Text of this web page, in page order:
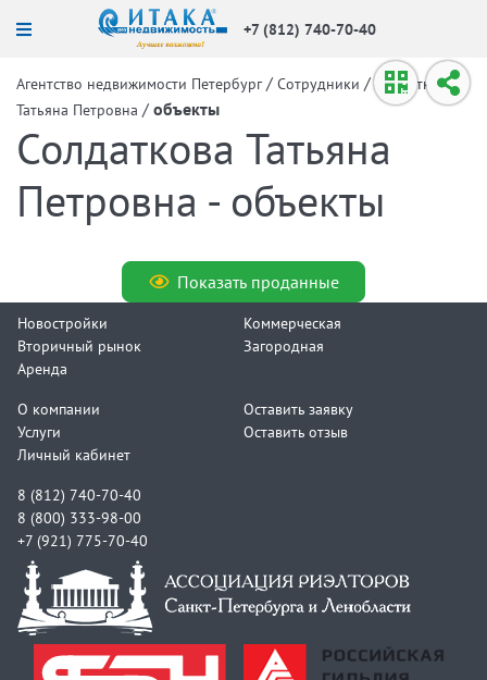
+7 (812) 740-70-40
Агентство недвижимости Петербург / Сотрудники / Солдаткова
Татьяна Петровна / объекты
Солдаткова Татьяна
Петровна - объекты
Показать проданные
Новостройки
Вторичный рынок
Аренда
Коммерческая
Загородная
О компании
Услуги
Личный кабинет
Оставить заявку
Оставить отзыв
8 (812) 740-70-40
8 (800) 333-98-00
+7 (921) 775-70-40